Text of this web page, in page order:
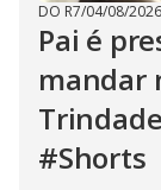
DO R7/04/08/2026
Pai é
mandar
#Shorts